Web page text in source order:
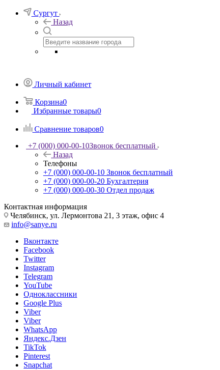
Сургут
Назад
Личный кабинет
Корзина0
Избранные товары0
Сравнение товаров0
+7 (000) 000-00-10Звонок бесплатный
Назад
Телефоны
+7 (000) 000-00-10 Звонок бесплатный
+7 (000) 000-00-20 Бухгалтерия
+7 (000) 000-00-30 Отдел продаж
Контактная информация
Челябинск, ул. Лермонтова 21, 3 этаж, офис 4
info@sanye.ru
Вконтакте
Facebook
Twitter
Instagram
Telegram
YouTube
Одноклассники
Google Plus
Viber
Viber
WhatsApp
Яндекс.Дзен
TikTok
Pinterest
Snapchat